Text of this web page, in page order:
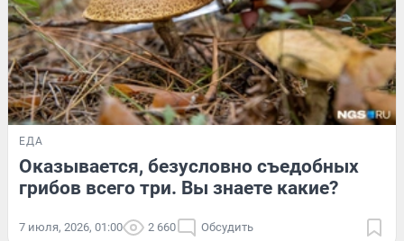
ЕДА
Оказывается, безусловно съедобных
грибов всего три. Вы знаете какие?
7 июля, 2026, 01:00 2 660 Обсудить